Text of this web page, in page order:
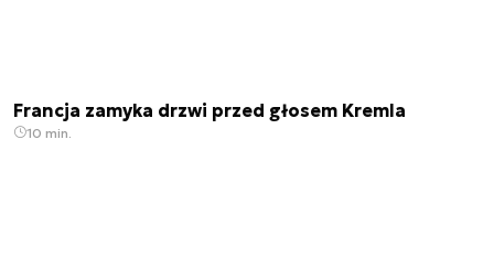
Francja zamyka drzwi przed głosem Kremla
10 min.